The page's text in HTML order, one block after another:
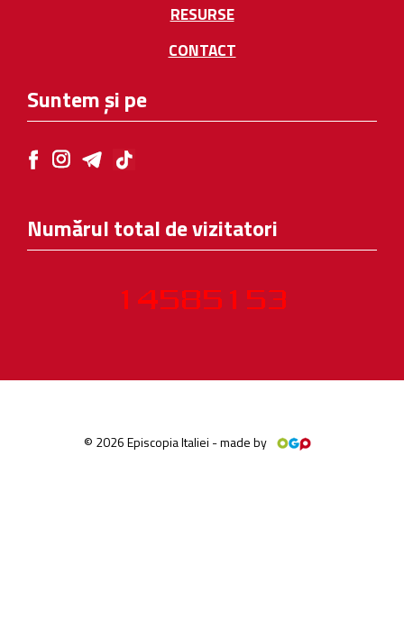
RESURSE
CONTACT
Suntem și pe
Numărul total de vizitatori
© 2026 Episcopia Italiei - made by